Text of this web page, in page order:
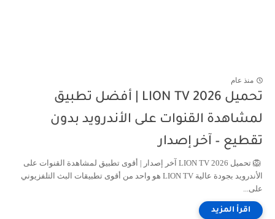
منذ عام
تحميل LION TV 2026 | أفضل تطبيق
لمشاهدة القنوات على الأندرويد بدون
تقطيع – آخر إصدار
🦁 تحميل LION TV 2026 آخر إصدار | أقوى تطبيق لمشاهدة القنوات على
الأندرويد بجودة عالية LION TV هو واحد من أقوى تطبيقات البث التلفزيوني
على...